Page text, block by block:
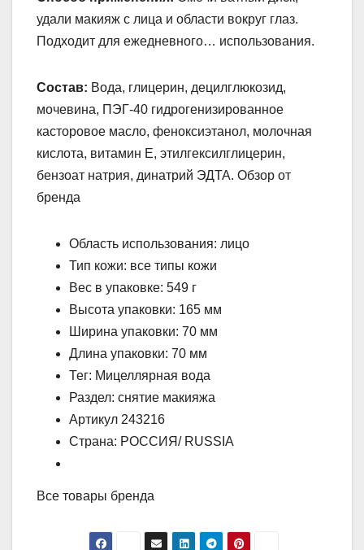
удали макияж с лица и области вокруг глаз.
Подходит для ежедневного… использования.
Состав: Вода, глицерин, децилглюкозид,
мочевина, ПЭГ-40 гидрогенизированное
касторовое масло, феноксиэтанол, молочная
кислота, витамин Е, этилгексилглицерин,
бензоат натрия, динатрий ЭДТА. Обзор от
бренда
Область использования: лицо
Тип кожи: все типы кожи
Вес в упаковке: 549 г
Высота упаковки: 165 мм
Ширина упаковки: 70 мм
Длина упаковки: 70 мм
Тег: Мицеллярная вода
Раздел: снятие макияжа
Артикул 243216
Страна: РОССИЯ/ RUSSIA
Все товары бренда